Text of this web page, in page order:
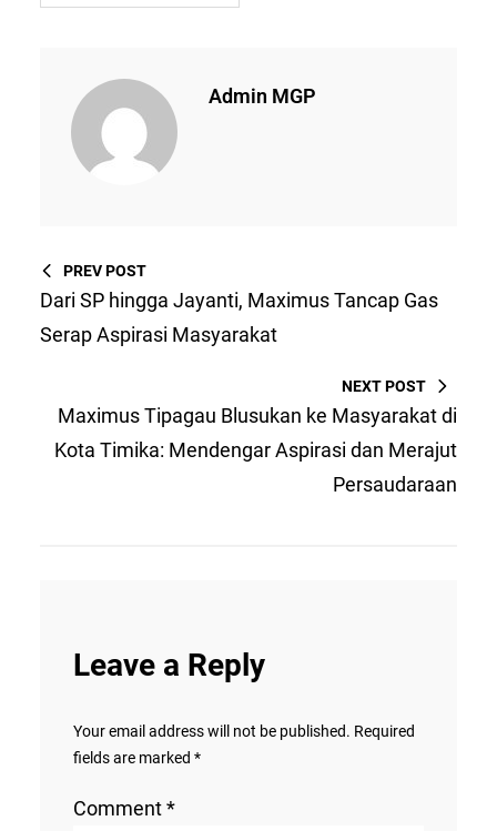
Admin MGP
PREV POST
Dari SP hingga Jayanti, Maximus Tancap Gas
Serap Aspirasi Masyarakat
NEXT POST
Maximus Tipagau Blusukan ke Masyarakat di
Kota Timika: Mendengar Aspirasi dan Merajut
Persaudaraan
Leave a Reply
Your email address will not be published. Required
fields are marked *
Comment*